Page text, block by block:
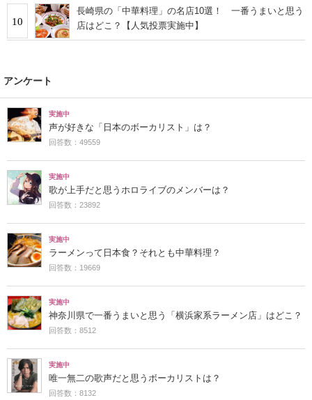
10
長崎県の「中華料理」の名店10選！ 一番うまいと思う
店はどこ？【人気投票実施中】
アンケート
実施中
声が好きな「日本のボーカリスト」は？
回答数：49559
実施中
歌が上手だと思うホロライブのメンバーは？
回答数：23892
実施中
ラーメンって日本食？それとも中華料理？
回答数：19669
実施中
神奈川県で一番うまいと思う「横浜家系ラーメン店」はどこ？
回答数：8512
実施中
唯一無二の歌声だと思うボーカリストは？
回答数：8132